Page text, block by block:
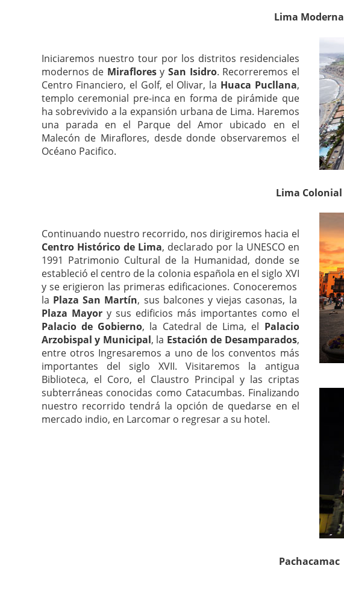
Lima Moderna
Iniciaremos nuestro tour por los distritos residenciales
modernos de Mirafloresy San Isidro. Recorreremos el
Centro Financiero, el Golf, el Olivar, la Huaca Pucllana,
templo ceremonial pre-inca en forma de pirámide que
ha sobrevivido a la expansión urbana de Lima. Haremos
una parada en el Parque del Amor ubicado en el
Malecón de Miraflores, desde donde observaremos el
Océano Pacifico.
Lima Colonial
Continuando nuestro recorrido, nos dirigiremos hacia el
Centro Histórico de Lima, declarado por la UNESCO en
1991 Patrimonio Cultural de la Humanidad, donde se
estableció el centro de la colonia española en el siglo XVI
y se erigieron las primeras edificaciones. Conoceremos
la Plaza San Martín, sus balcones y viejas casonas, la
Plaza Mayory sus edificios más importantes como el
Palacio de Gobierno, la Catedral de Lima, el Palacio
Arzobispal y Municipal, la Estación de Desamparados,
entre otros Ingresaremos a uno de los conventos más
importantes del siglo XVII. Visitaremos la antigua
Biblioteca, el Coro, el Claustro Principal y las criptas
subterráneas conocidas como Catacumbas. Finalizando
nuestro recorrido tendrá la opción de quedarse en el
mercado indio, en Larcomar o regresar a su hotel.
Pachacamac